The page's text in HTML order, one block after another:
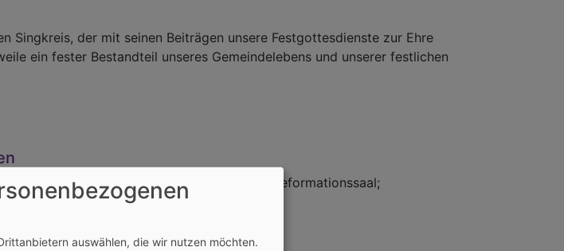
Singkreis, der mit seinen Beiträgen unsere Festgottesdienste zur Ehre
ein fester Bestandteil unseres Gemeindelebens und unserer festlichen
jeden Montag von 18.00 - 19.30 Uhr im Reformationssaal;
sind Ferien und Feiertage.
auswählen, die wir nutzen möchten.